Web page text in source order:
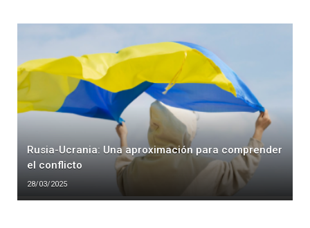
Rusia-Ucrania: Una aproximación para comprender
el conflicto
28/03/2025